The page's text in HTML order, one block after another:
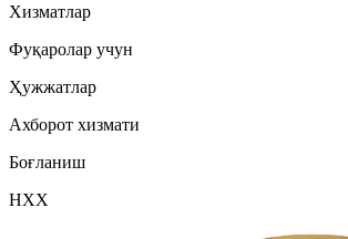
Хизматлар
Фуқаролар учун
Ҳужжатлар
Ахборот хизмати
Боғланиш
НХХ